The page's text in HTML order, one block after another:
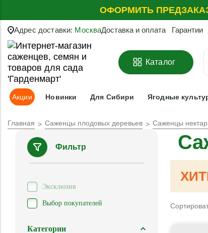
ОФОРМИТЬ
Адрес доставки: МоскваДоставка и оплата Гарантии
Каталог
Акции Новинки Для Сибири Ягодные
Главная Саженцы плодовых деревьев Саженцы
Фильтр
Эксклюзив
Выбор покупателей
Категории